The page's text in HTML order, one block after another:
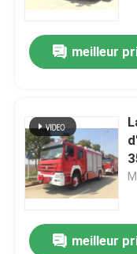
Maison
meilleur
meilleur